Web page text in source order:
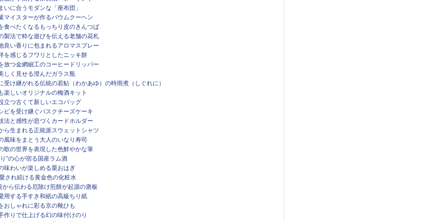
いに合うモダンな「座布団」
マイスターが作るバウムクーヘン
食べたくなるもっちり皮のきんつば
製法で粋な遊びを伝える老舗の花札
良い香りに包まれるアロマスプレー
を感じるフワリとしたニッキ餅
放つ金網細工のコーヒードリッパー
しく見せる澄んだガラス瓶
受け継がれる伝統の若鮎（わかあゆ）の時雨煮（しぐれに）
楽しいオリジナルの梅酒キット
立つ古くて新しいエコバッグ
ピを受け継ぐバスクチーズケーキ
法と感性が息づくカードホルダー
ら生まれる正統派スウェットシャツ
風味をまとう大人のいなり寿司
歌の世界を表現した色鮮やかな筆
”の心が宿る国産ラム酒
味わいが楽しめる栗おはぎ
され続ける黄金色の化粧水
ら伝わる厄除け煎餅が起源の唐板
用する手すき和紙の高級ちり紙
おしゃれに彩る京の靴ひも
作りで仕上げる幻の味付けのり